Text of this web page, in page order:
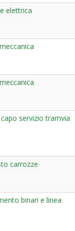
elettrica
servizio tramvia
carrozze
binari e linea